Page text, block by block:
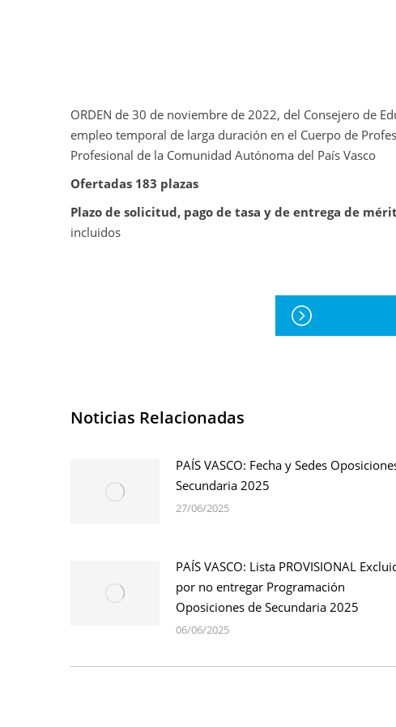
ORDEN de 30 de noviembre de 2022, del Consejero de
empleo temporal de larga duración en el Cuerpo de
Profesional de la Comunidad Autónoma del País Vasco
Ofertadas 183 plazas
Plazo de solicitud, pago de tasa y de entrega de
incluidos
Noticias Relacionadas
PAÍS VASCO: Fecha y Sedes
Secundaria 2025
27/06/2025
PAÍS VASCO: Lista PROVISIONAL
por no entregar Programación
Oposiciones de Secundaria 2025
06/06/2025